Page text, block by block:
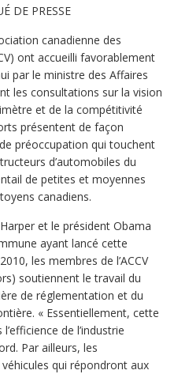
DE PRESSE
canadienne des
ont accueilli favorablement
par le ministre des Affaires
les consultations sur la vision
et de la compétitivité
présentent de façon
préoccupation qui touchent
d’automobiles du
de petites et moyennes
canadiens.
et le président Obama
ayant lancé cette
les membres de l’ACCV
soutiennent le travail du
de réglementation et du
« Essentiellement, cette
de l’industrie
Par ailleurs, les
qui répondront aux